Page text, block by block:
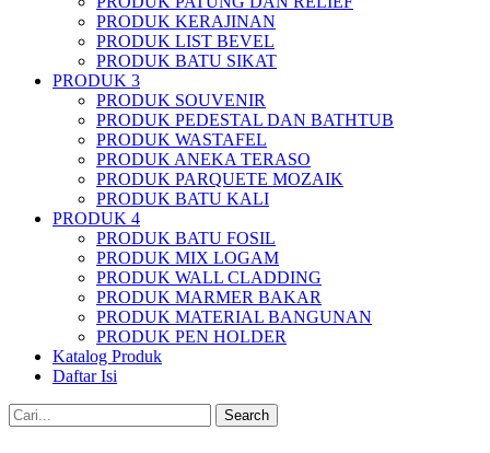
PRODUK KERAJINAN
PRODUK LIST BEVEL
PRODUK BATU SIKAT
PRODUK 3
PRODUK SOUVENIR
PRODUK PEDESTAL DAN BATHTUB
PRODUK WASTAFEL
PRODUK ANEKA TERASO
PRODUK PARQUETE MOZAIK
PRODUK BATU KALI
PRODUK 4
PRODUK BATU FOSIL
PRODUK MIX LOGAM
PRODUK WALL CLADDING
PRODUK MARMER BAKAR
PRODUK MATERIAL BANGUNAN
PRODUK PEN HOLDER
Katalog Produk
Daftar Isi
Search